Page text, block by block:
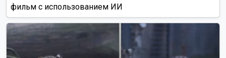
фильм с использованием ИИ